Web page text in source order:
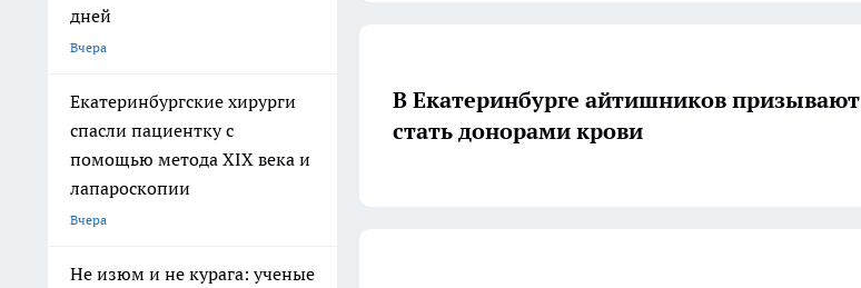
дней
Вчера
Екатеринбургские хирурги
спасли пациентку с
помощью метода XIX века и
лапароскопии
Вчера
Не изюм и не курага: ученые
В Екатеринбурге айтишников призывают
стать донорами крови